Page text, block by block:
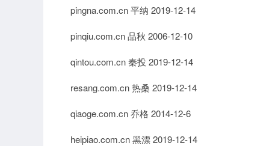
pingna.com.cn 平纳 2019-12-14
pinqiu.com.cn 品秋 2006-12-10
qintou.com.cn 秦投 2019-12-14
resang.com.cn 热桑 2019-12-14
qiaoge.com.cn 乔格 2014-12-6
heipiao.com.cn 黑漂 2019-12-14